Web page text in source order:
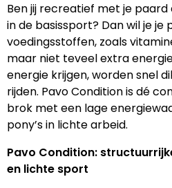
Ben jij recreatief met je
in de basissport? Dan wil je je
voedingsstoffen, zoals
maar niet teveel extra
energie krijgen, worden snel
rijden. Pavo Condition is dé
brok met een lage
pony’s in lichte arbeid.
Pavo Condition:
en lichte sport